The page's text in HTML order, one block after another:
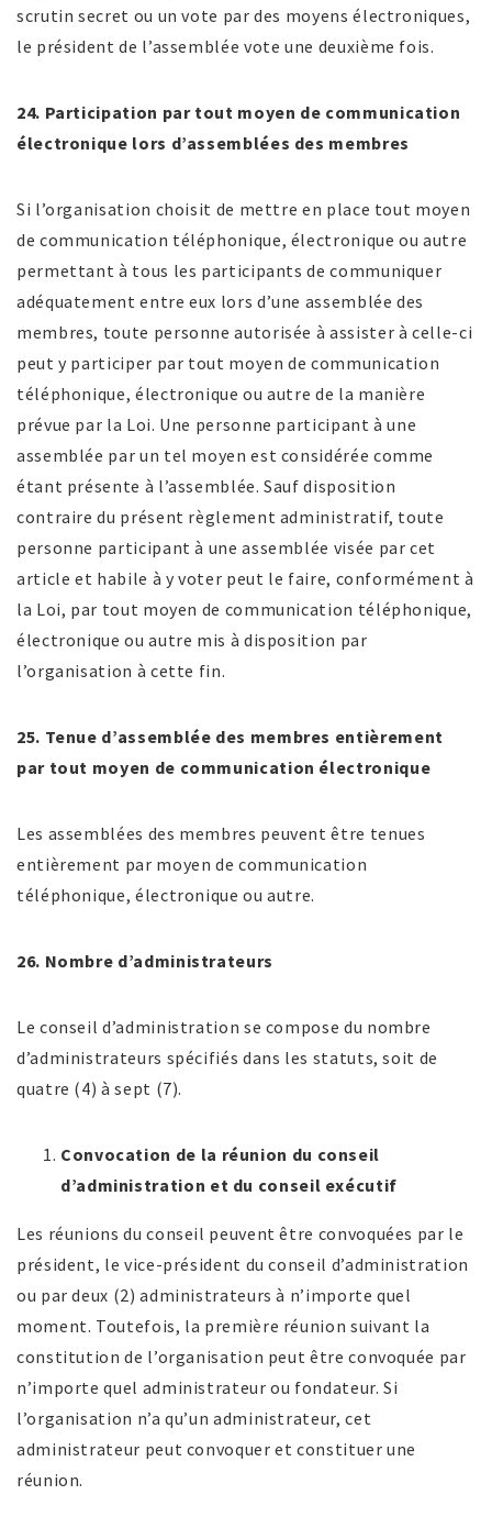
scrutin secret ou un vote par des moyens électroniques,
le président de l’assemblée vote une deuxième fois.
24. Participation par tout moyen de communication
électronique lors d’assemblées des membres
Si l’organisation choisit de mettre en place tout moyen
de communication téléphonique, électronique ou autre
permettant à tous les participants de communiquer
adéquatement entre eux lors d’une assemblée des
membres, toute personne autorisée à assister à celle-ci
peut y participer par tout moyen de communication
téléphonique, électronique ou autre de la manière
prévue par la Loi. Une personne participant à une
assemblée par un tel moyen est considérée comme
étant présente à l’assemblée. Sauf disposition
contraire du présent règlement administratif, toute
personne participant à une assemblée visée par cet
article et habile à y voter peut le faire, conformément à
la Loi, par tout moyen de communication téléphonique,
électronique ou autre mis à disposition par
l’organisation à cette fin.
25. Tenue d’assemblée des membres entièrement
par tout moyen de communication électronique
Les assemblées des membres peuvent être tenues
entièrement par moyen de communication
téléphonique, électronique ou autre.
26. Nombre d’administrateurs
Le conseil d’administration se compose du nombre
d’administrateurs spécifiés dans les statuts, soit de
quatre (4) à sept (7).
Convocation de la réunion du conseil
d’administration et du conseil exécutif
Les réunions du conseil peuvent être convoquées par le
président, le vice-président du conseil d’administration
ou par deux (2) administrateurs à n’importe quel
moment. Toutefois, la première réunion suivant la
constitution de l’organisation peut être convoquée par
n’importe quel administrateur ou fondateur. Si
l’organisation n’a qu’un administrateur, cet
administrateur peut convoquer et constituer une
réunion.